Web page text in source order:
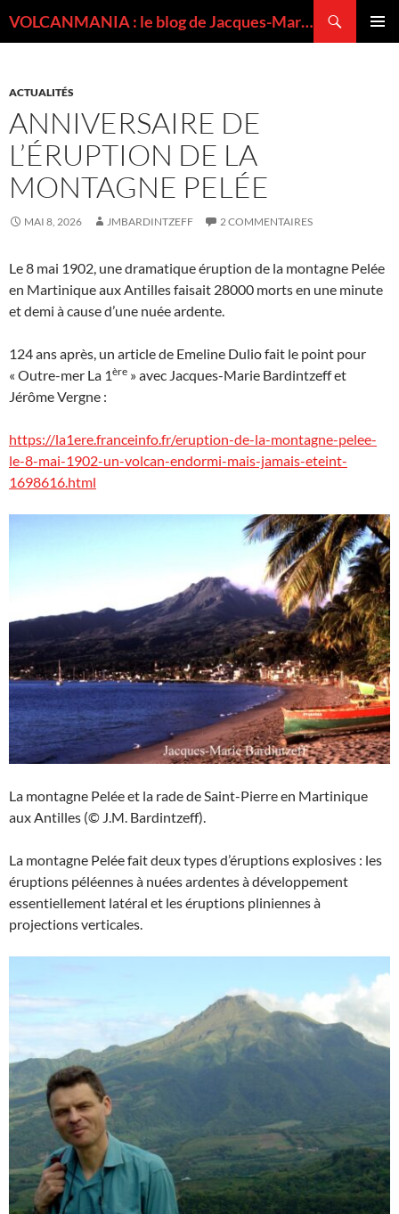
VOLCANMANIA : le blog de Jacques-Marie BARDINTZEFF, volcanologue
ACTUALITÉS
ANNIVERSAIRE DE
L’ÉRUPTION DE LA
MONTAGNE PELÉE
MAI 8, 2026 JMBARDINTZEFF 2 COMMENTAIRES
Le 8 mai 1902, une dramatique éruption de la montagne Pelée
en Martinique aux Antilles faisait 28000 morts en une minute
et demi à cause d’une nuée ardente.
124 ans après, un article de Emeline Dulio fait le point pour
« Outre-mer La 1ère » avec Jacques-Marie Bardintzeff et
Jérôme Vergne :
https://la1ere.franceinfo.fr/eruption-de-la-montagne-pelee-
le-8-mai-1902-un-volcan-endormi-mais-jamais-eteint-
1698616.html
La montagne Pelée et la rade de Saint-Pierre en Martinique
aux Antilles (© J.M. Bardintzeff).
La montagne Pelée fait deux types d’éruptions explosives : les
éruptions péléennes à nuées ardentes à développement
essentiellement latéral et les éruptions pliniennes à
projections verticales.